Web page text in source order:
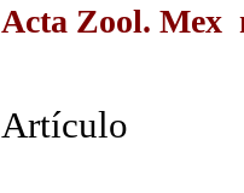
Acta Zool. Mex
Artículo